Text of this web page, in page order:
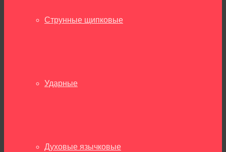
Струнные щипковые
Ударные
Духовые язычковые